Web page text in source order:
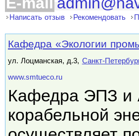
Написать отзыв Рекомендовать
Кафедра «Экологии
ул. Лоцманская, д.3, Санкт-Петербург
www.smtueco.ru
Кафедра ЭПЗ и
корабельной